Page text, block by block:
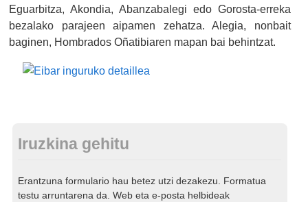
Eguarbitza, Akondia, Abanzabalegi edo Gorosta-erreka
bezalako parajeen aipamen zehatza. Alegia, nonbait
baginen, Hombrados Oñatibiaren mapan bai behintzat.
Iruzkina gehitu
Erantzuna formulario hau betez utzi dezakezu. Formatua
testu arruntarena da. Web eta e-posta helbideak